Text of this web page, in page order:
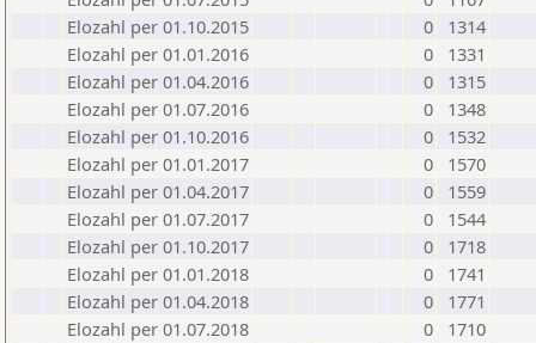
Elozahl per 01.10.2015
0
1314
Elozahl per 01.01.2016
0
1331
Elozahl per 01.04.2016
0
1315
Elozahl per 01.07.2016
0
1348
Elozahl per 01.10.2016
0
1532
Elozahl per 01.01.2017
0
1570
Elozahl per 01.04.2017
0
1559
Elozahl per 01.07.2017
0
1544
Elozahl per 01.10.2017
0
1718
Elozahl per 01.01.2018
0
1741
Elozahl per 01.04.2018
0
1771
Elozahl per 01.07.2018
0
1710